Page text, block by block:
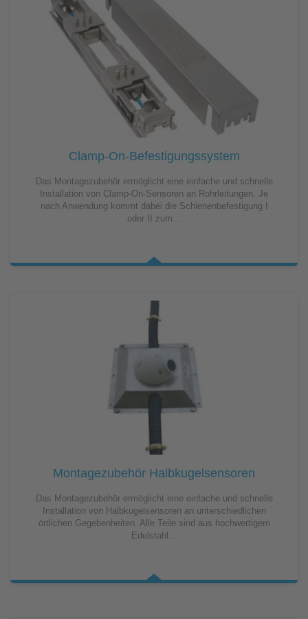
Clamp-On-Befestigungssystem
Das Montagezubehör ermöglicht eine einfache und schnelle
Installation von Clamp-On-Sensoren an Rohrleitungen. Je
nach Anwendung kommt dabei die Schienenbefestigung I
oder II zum…
Montagezubehör Halbkugelsensoren
Das Montagezubehör ermöglicht eine einfache und schnelle
Installation von Halbkugelsensoren an unterschiedlichen
örtlichen Gegebenheiten. Alle Teile sind aus hochwertigem
Edelstahl…